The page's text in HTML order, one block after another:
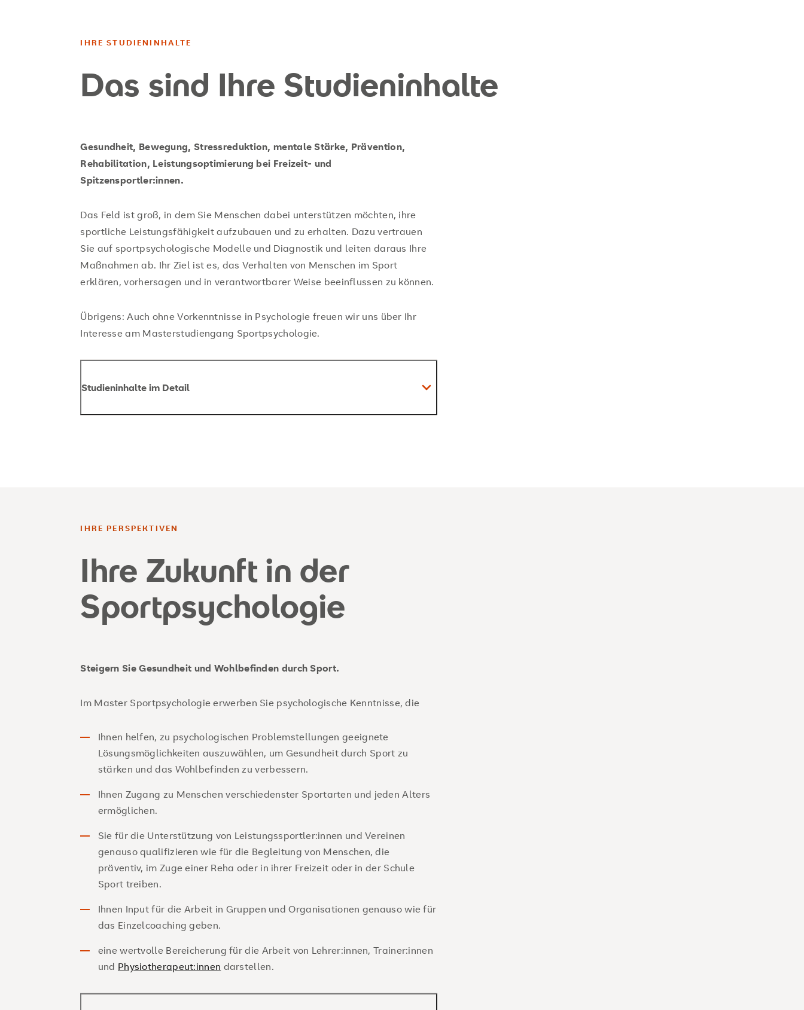
IHRE STUDIENINHALTE
Das sind Ihre Studieninhalte
Gesundheit, Bewegung, Stressreduktion, mentale Stärke, Prävention,
Rehabilitation, Leistungsoptimierung bei Freizeit- und
Spitzensportler:innen.
Das Feld ist groß, in dem Sie Menschen dabei unterstützen möchten, ihre
sportliche Leistungsfähigkeit aufzubauen und zu erhalten. Dazu vertrauen
Sie auf sportpsychologische Modelle und Diagnostik und leiten daraus Ihre
Maßnahmen ab. Ihr Ziel ist es, das Verhalten von Menschen im Sport
erklären, vorhersagen und in verantwortbarer Weise beeinflussen zu können.
Übrigens: Auch ohne Vorkenntnisse in Psychologie freuen wir uns über Ihr
Interesse am Masterstudiengang Sportpsychologie.
Studieninhalte im Detail
Grundlagen der Sport- und Trainingswissenschaften
sportpsychologische Theorien und Modelle
diagnostische Verfahren und sportpsychologische Interventionen in
IHRE PERSPEKTIVEN
Ihre Zukunft in der
Sportpsychologie
Steigern Sie Gesundheit und Wohlbefinden durch Sport.
Im Master Sportpsychologie erwerben Sie psychologische Kenntnisse, die
Ihnen helfen, zu psychologischen Problemstellungen geeignete
Lösungsmöglichkeiten auszuwählen, um Gesundheit durch Sport zu
stärken und das Wohlbefinden zu verbessern.
Ihnen Zugang zu Menschen verschiedenster Sportarten und jeden Alters
ermöglichen.
Sie für die Unterstützung von Leistungssportler:innen und Vereinen
genauso qualifizieren wie für die Begleitung von Menschen, die
präventiv, im Zuge einer Reha oder in ihrer Freizeit oder in der Schule
Sport treiben.
Ihnen Input für die Arbeit in Gruppen und Organisationen genauso wie für
das Einzelcoaching geben.
eine wertvolle Bereicherung für die Arbeit von Lehrer:innen, Trainer:innen
und Physiotherapeut:innen darstellen.